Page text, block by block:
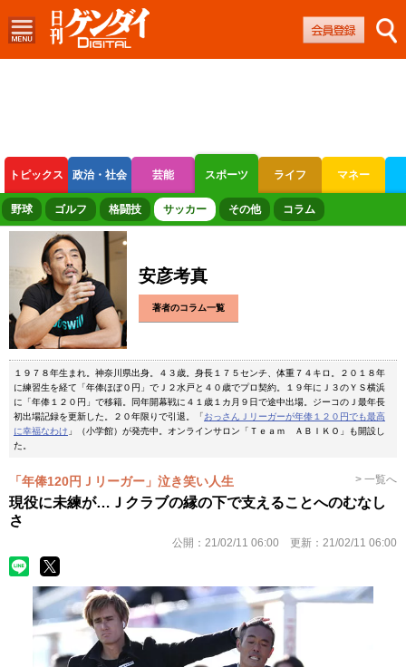
トピックス 政治・社会 芸能 スポーツ ライフ マネー
ボートレース 競輪 オートレース
野球 ゴルフ 格闘技 サッカー その他 コラム
安彦考真
著者のコラム一覧
１９７８年生まれ。神奈川県出身。４３歳。身長１７５センチ、体重７４キロ。２０１８年
に練習生を経て「年俸ほぼ０円」でＪ２水戸と４０歳でプロ契約。１９年にＪ３のＹＳ横浜
に「年俸１２０円」で移籍。同年開幕戦に４１歳１カ月９日で途中出場。ジーコのＪ最年長
初出場記録を更新した。２０年限りで引退。「おっさんＪリーガーが年俸１２０円でも最高
に幸福なわけ 」（小学館）が発売中。オンラインサロン「Ｔｅａｍ ＡＢＩＫＯ」も開設し
た。
「年俸120円Ｊリーガー」泣き笑い人生 > 一覧へ
現役に未練が…Ｊクラブの縁の下で支えることへのむなし
さ
公開： 21/02/11 06:00 更新： 21/02/11 06:00